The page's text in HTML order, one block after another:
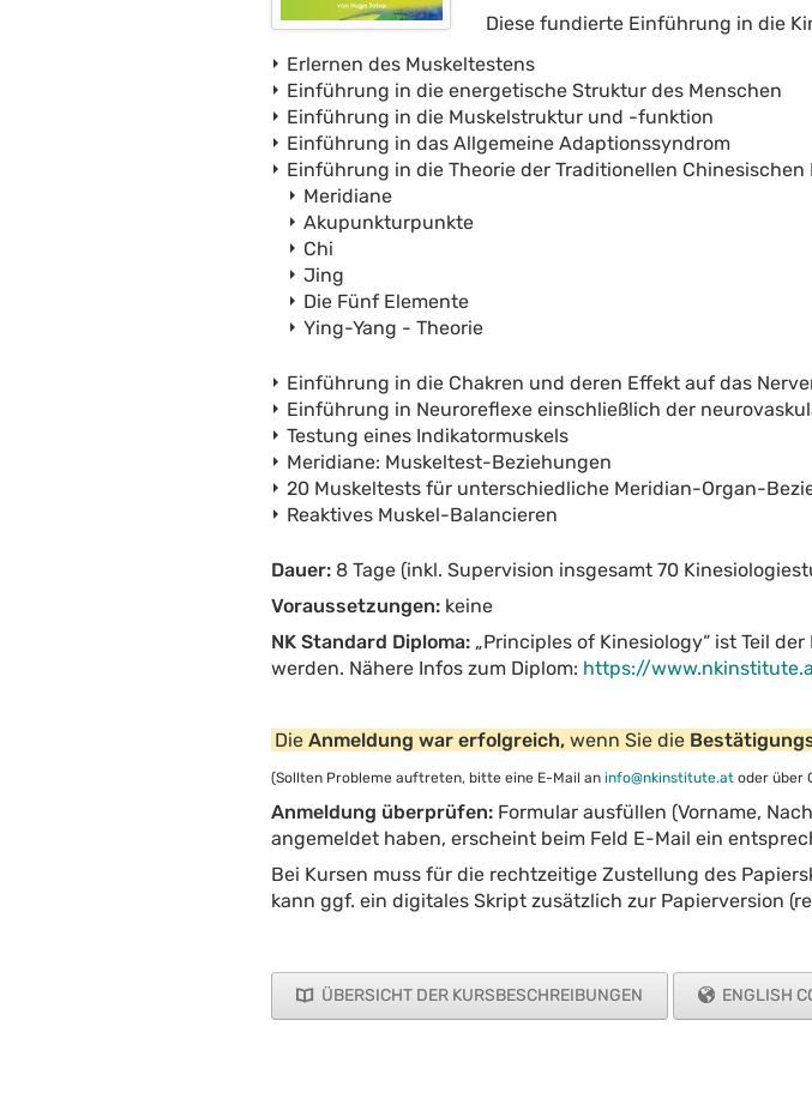
Diese fundierte Einführung in die
Erlernen des Muskeltestens
Einführung in die energetische Struktur des Menschen
Einführung in die Muskelstruktur und -funktion
Einführung in das Allgemeine Adaptionssyndrom
Einführung in die Theorie der Traditionellen Chinesischen
Meridiane
Akupunkturpunkte
Chi
Jing
Die Fünf Elemente
Ying-Yang - Theorie
Einführung in die Chakren und deren Effekt auf das
Einführung in Neuroreflexe einschließlich der
Testung eines Indikatormuskels
Meridiane: Muskeltest-Beziehungen
20 Muskeltests für unterschiedliche Meridian-Organ-
Reaktives Muskel-Balancieren
Dauer: 8 Tage (inkl. Supervision insgesamt 70
Voraussetzungen: keine
NK Standard Diploma: „Principles of Kinesiology“ ist Teil
werden. Nähere Infos zum Diplom: https://
DieAnmeldung war erfolgreich,wenn Sie die
(Sollten Probleme auftreten, bitte eine E-Mail aninfo@nkinstitute.at oder über
Anmeldung überprüfen: Formular ausfüllen (Vorname,
angemeldet haben, erscheint beim Feld E-Mail ein
Bei Kursen muss für die rechtzeitige Zustellung des
kann ggf. ein digitales Skript zusätzlich zur Papierversion
ÜBERSICHT DER KURSBESCHREIBUNGEN ENGLISH